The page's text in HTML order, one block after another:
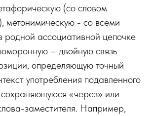
(со словом
метонимическую - со всеми
родной ассоциативной цепочке
– двойную связь
определяющую точный
употребления подавленного
«через» или
заместителя. Например,